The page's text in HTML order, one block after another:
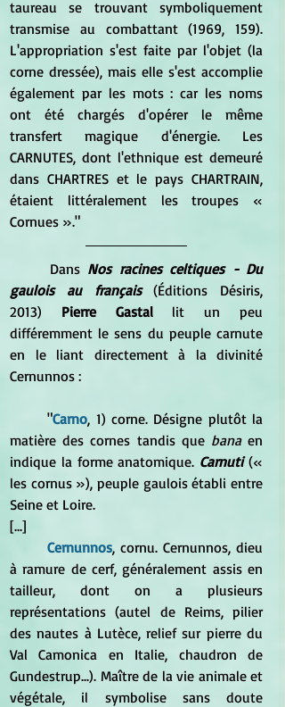
taureau se trouvant symboliquement
transmise au combattant (1969, 159).
L'appropriation s'est faite par l'objet (la
corne dressée), mais elle s'est accomplie
également par les mots : car les noms
ont été chargés d'opérer le même
transfert magique d'énergie. Les
CARNUTES, dont l'ethnique est demeuré
dans CHARTRES et le pays CHARTRAIN,
étaient littéralement les troupes «
Cornues »."
	Dans
Nos racines celtiques - Du
gaulois au français (Éditions Désiris,
2013) Pierre Gastal lit un peu
différemment le sens du peuple carnute
en le liant directement à la divinité
Cernunnos :
	"
Carno, 1) corne. Désigne plutôt la
matière des cornes tandis que bana en
indique la forme anatomique. Carnuti («
les cornus »), peuple gaulois établi entre
Seine et Loire.
[...]
	Cernunnos
, cornu. Cernunnos, dieu
à ramure de cerf, généralement assis en
tailleur, dont on a plusieurs
représentations (autel de Reims, pilier
des nautes à Lutèce, relief sur pierre du
Val Camonica en Italie, chaudron de
Gundestrup...). Maître de la vie animale et
végétale, il symbolise sans doute